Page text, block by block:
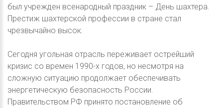
был учрежден всенародный праздник – День шахтера.
Престиж шахтерской профессии в стране стал
чрезвычайно высок.
Сегодня угольная отрасль переживает острейший
кризис со времен 1990-х годов, но несмотря на
сложную ситуацию продолжает обеспечивать
энергетическую безопасность России.
Правительством РФ принято постановление об